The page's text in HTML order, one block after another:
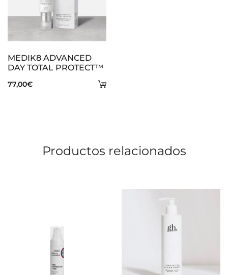
Añadir
MEDIK8 ADVANCED
DAY TOTAL PROTECT™
77,00€
Productos relacionados